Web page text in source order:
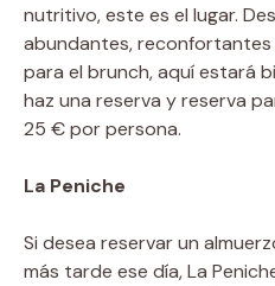
nutritivo, este es el lugar.
abundantes,
para el brunch, aquí estará
haz una reserva y reserva
25 € por persona.
La Peniche
Si desea reservar un
más tarde ese día, La